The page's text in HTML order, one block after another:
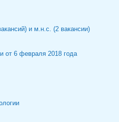
и м.н.с. (2 вакансии)
от 6 февраля 2018 года